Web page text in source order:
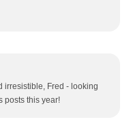
irresistible, Fred - looking
posts this year!